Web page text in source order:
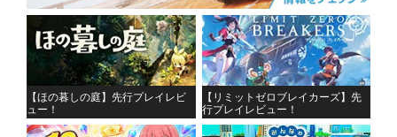
【ほの暮しの庭】先行プレイレビ
ュー！
【リミットゼロブレイカーズ】先
行プレイレビュー！